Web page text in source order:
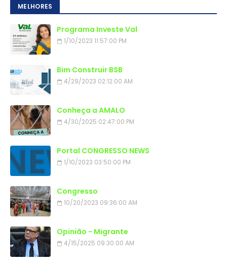
MELHORES
Programa Investe Val
1/10/2023 11:57:00 PM
Bim Construir BSB
4/29/2023 02:12:00 AM
Conheça a AMALO
4/30/2025 02:47:00 PM
Portal CONGRESSO NEWS
1/10/2023 03:50:00 PM
Congresso
10/20/2023 09:36:00 AM
Opinião - Migrante
4/15/2025 09:30:00 AM